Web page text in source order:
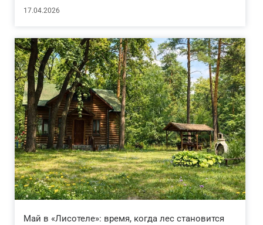
17.04.2026
Май в «Лисотеле»: время, когда лес становится